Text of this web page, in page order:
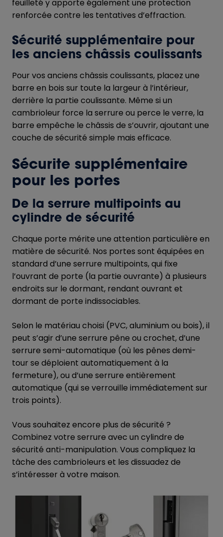
feuilleté y apporte également une protection
renforcée contre les tentatives d’effraction.
Sécurité supplémentaire pour
les anciens châssis coulissants
Pour vos anciens châssis coulissants, placez une
barre en bois sur toute la largeur à l’intérieur,
derrière la partie coulissante. Même si un
cambrioleur force la serrure ou perce le verre, la
barre empêche le châssis de s’ouvrir, ajoutant une
couche de sécurité simple mais efficace.
Sécurite supplémentaire
pour les portes
De la serrure multipoints au
cylindre de sécurité
Chaque porte mérite une attention particulière en
matière de sécurité. Nos portes sont équipées en
standard d’une serrure multipoints, qui fixe
l’ouvrant de porte (la partie ouvrante) à plusieurs
endroits sur le dormant, rendant ouvrant et
dormant de porte indissociables.
Selon le matériau choisi (PVC, aluminium ou bois), il
peut s’agir d’une serrure pêne ou crochet, d’une
serrure semi-automatique (où les pênes demi-
tour se déploient automatiquement à la
fermeture), ou d’une serrure entièrement
automatique (qui se verrouille immédiatement sur
trois points).
Vous souhaitez encore plus de sécurité ?
Combinez votre serrure avec un cylindre de
sécurité anti-manipulation. Vous compliquez la
tâche des cambrioleurs et les dissuadez de
s’intéresser à votre maison.